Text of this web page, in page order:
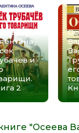
-
и
2
"Осеева